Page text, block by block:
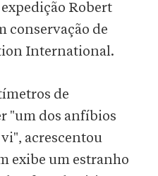
Robert
conservação de
International.
de
"um dos anfíbios
acrescentou
exibe um estranho